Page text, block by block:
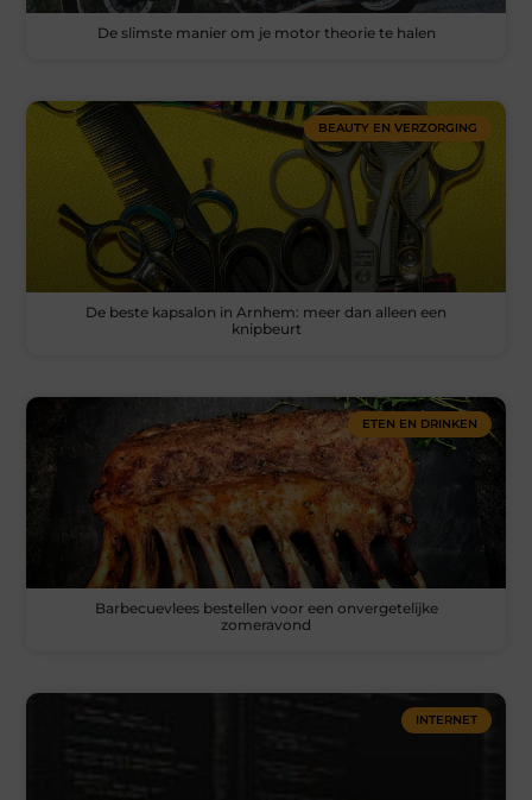
De slimste manier om je motor theorie te halen
BEAUTY EN VERZORGING
De beste kapsalon in Arnhem: meer dan alleen een
knipbeurt
ETEN EN DRINKEN
Barbecuevlees bestellen voor een onvergetelijke
zomeravond
INTERNET